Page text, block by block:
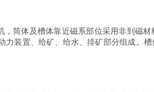
，筒体及槽体靠近磁系部位采用非到磁
力装置、给矿、给水、排矿部分组成。